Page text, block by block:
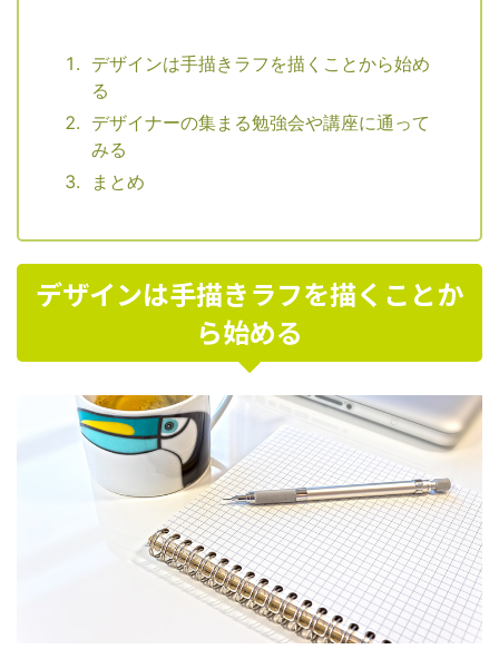
デザインは手描きラフを描くことから始め
る
デザイナーの集まる勉強会や講座に通って
みる
まとめ
デザインは手描きラフを描くことか
ら始める